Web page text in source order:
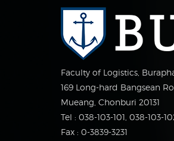
Faculty of Logistics,
169 Long-hard Bangsean
Mueang, Chonburi 20131
Tel : 038-103-101, 038-103-
Fax : 0-3839-3231